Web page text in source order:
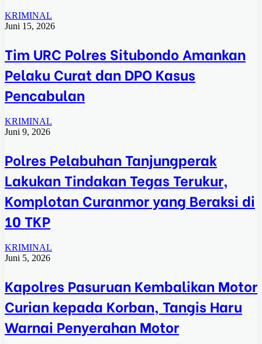
KRIMINAL
Juni 15, 2026
Tim URC Polres Situbondo Amankan
Pelaku Curat dan DPO Kasus
Pencabulan
KRIMINAL
Juni 9, 2026
Polres Pelabuhan Tanjungperak
Lakukan Tindakan Tegas Terukur,
Komplotan Curanmor yang Beraksi di
10 TKP
KRIMINAL
Juni 5, 2026
Kapolres Pasuruan Kembalikan Motor
Curian kepada Korban, Tangis Haru
Warnai Penyerahan Motor